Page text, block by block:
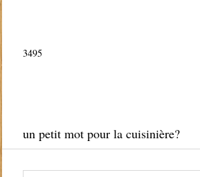
3495
un petit mot pour la cuisinière?